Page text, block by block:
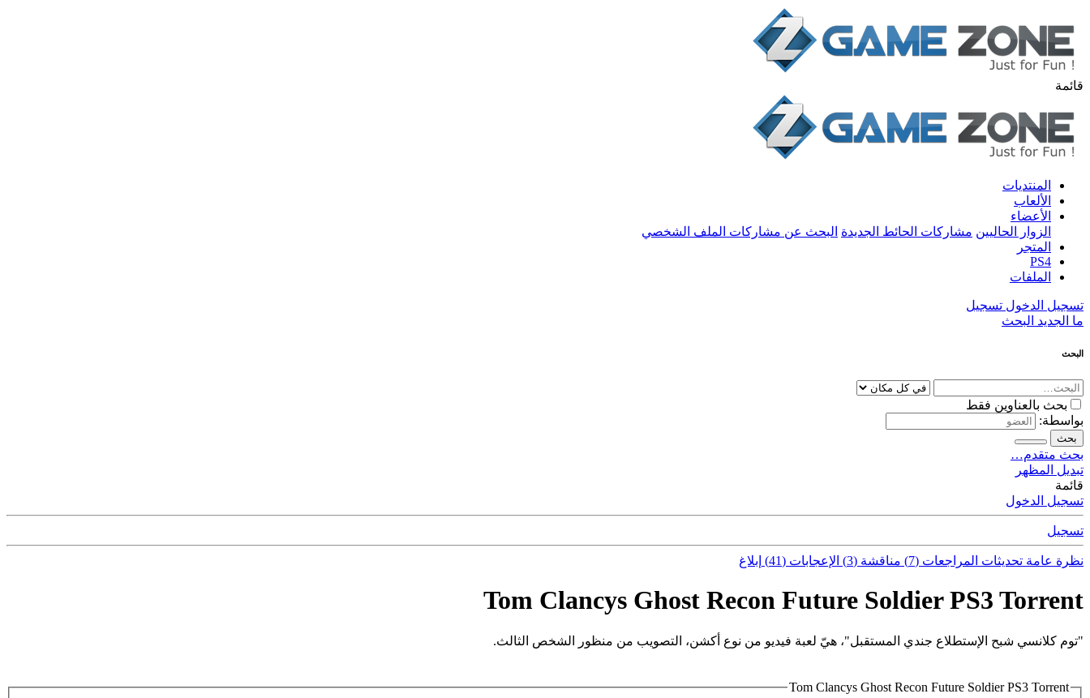
قائمة
المنتديات
الألعاب
الأعضاء
الزوار الحاليين مشاركات الحائط الجديدة البحث عن مشاركات الملف الشخصي
المتجر
PS4
الملفات
تسجيل الدخول تسجيل
ما الجديد البحث
البحث
بحث بالعناوين فقط
بواسطة:
بحث
بحث متقدم…
تبديل المظهر
قائمة
تسجيل الدخول
تسجيل
نظرة عامة تحديثات المراجعات (7) مناقشة (3) الإعجابات (41) إبلاغ
Tom Clancys Ghost Recon Future Soldier PS3 Torrent
"توم كلانسي شبح الإستطلاع جندي المستقبل"، هيّ لعبة فيديو من نوع أكشن، التصويب من منظور الشخص الثالث.
Tom Clancys Ghost Recon Future Soldier PS3 Torrent